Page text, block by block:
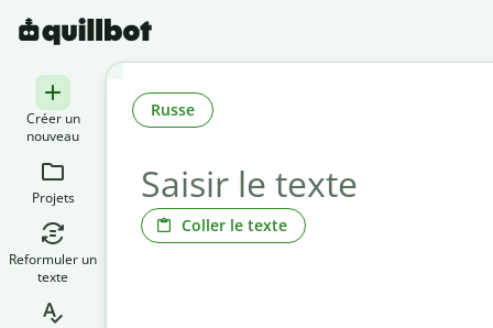
Créer un
nouveau
Projets
Reformuler un
texte
Coller le texte
Russe